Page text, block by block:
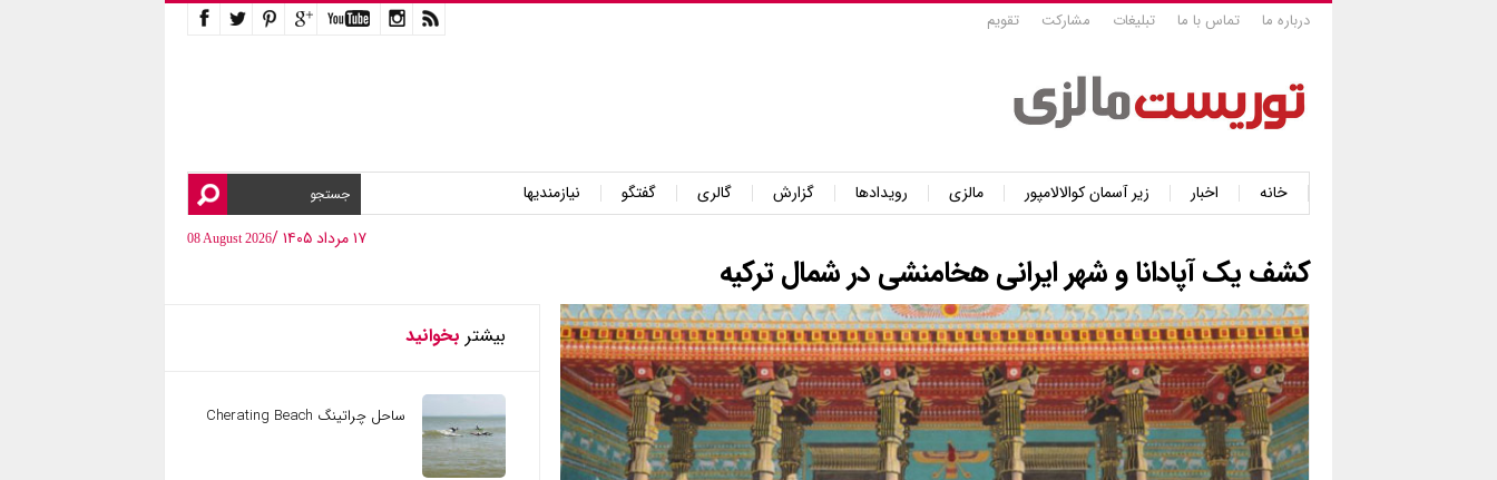
درباره ما تماس با ما تبلیغات مشارکت تقویم
خانه اخبار زیر آسمان کوالالامپور مالزی رویدادها گزارش گالری گفتگو
نیازمندیها
۱۷ مرداد ۱۴۰۵ /
08 August 2026
کشف یک آپادانا و شهر ایرانی هخامنشی در شمال ترکیه
بیشتر بخوانید
ساحل چراتینگ Cherating Beach